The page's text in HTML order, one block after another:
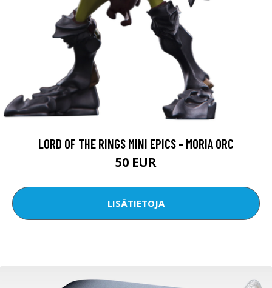
LORD OF THE RINGS MINI EPICS - MORIA ORC
50 EUR
LISÄTIETOJA